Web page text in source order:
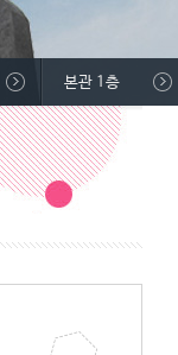
본관 1층